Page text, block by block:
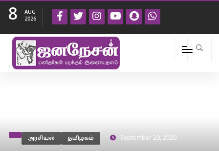
8
AUG
2026
அரசியல் தமிழகம் September 20, 2020